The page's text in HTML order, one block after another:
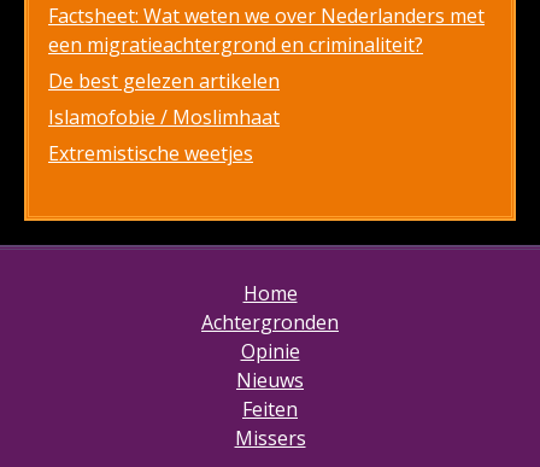
Factsheet: Wat weten we over Nederlanders met
een migratieachtergrond en criminaliteit?
De best gelezen artikelen
Islamofobie / Moslimhaat
Extremistische weetjes
Home
Achtergronden
Opinie
Nieuws
Feiten
Missers